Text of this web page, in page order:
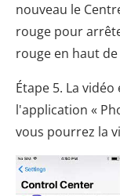
nouveau le
rouge pour
rouge en haut
Étape 5. La
l'application «
vous pourrez la